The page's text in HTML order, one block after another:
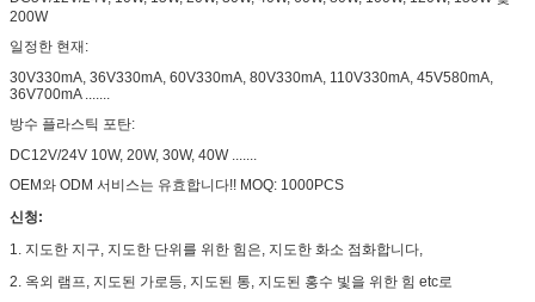
200W
일정한 현재:
30V330mA, 36V330mA, 60V330mA, 80V330mA, 110V330mA, 45V580mA,
36V700mA .......
방수 플라스틱 포탄:
DC12V/24V 10W, 20W, 30W, 40W .......
OEM와 ODM 서비스는 유효합니다!! MOQ: 1000PCS
신청:
1. 지도한 지구, 지도한 단위를 위한 힘은, 지도한 화소 점화합니다,
2. 옥외 램프, 지도된 가로등, 지도된 통, 지도된 홍수 빛을 위한 힘 etc로